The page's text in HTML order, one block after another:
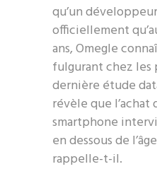
qu’un
officiellement
ans, Omegle
fulgurant chez les
dernière étude
révèle que
smartphone
en dessous de
rappelle-t-il.